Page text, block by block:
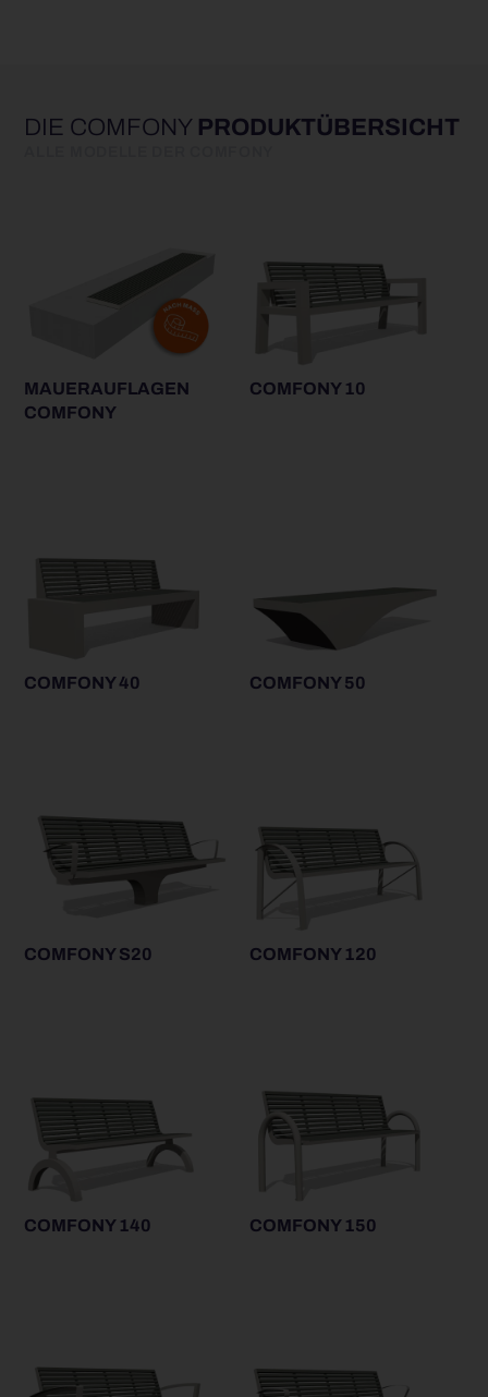
DIE COMFONY PRODUKTÜBERSICHT
MAUERAUFLAGEN
COMFONY
COMFONY 10
COMFONY 40 COMFONY 50
COMFONY S20 COMFONY 120
COMFONY 140 COMFONY 150